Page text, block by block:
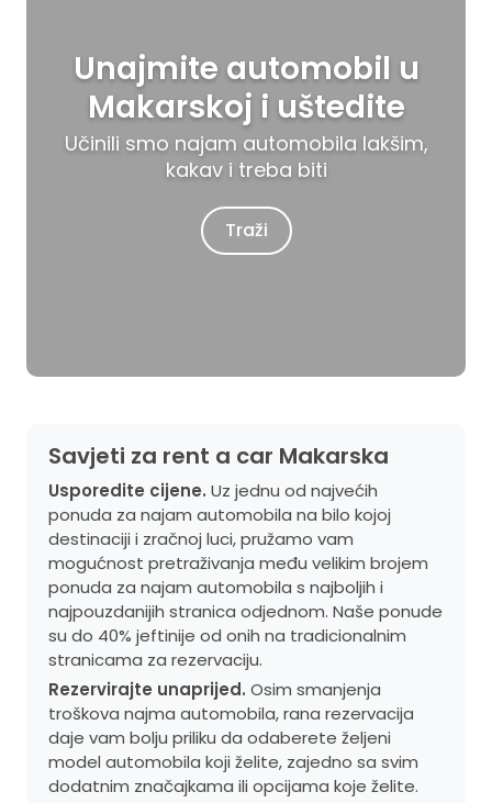
Unajmite automobil u
Makarskoj i uštedite
Učinili smo najam automobila lakšim,
kakav i treba biti
Traži
Savjeti za rent a car Makarska
Usporedite cijene. Uz jednu od najvećih
ponuda za najam automobila na bilo kojoj
destinaciji i zračnoj luci, pružamo vam
mogućnost pretraživanja među velikim brojem
ponuda za najam automobila s najboljih i
najpouzdanijih stranica odjednom. Naše ponude
su do 40% jeftinije od onih na tradicionalnim
stranicama za rezervaciju.
Rezervirajte unaprijed. Osim smanjenja
troškova najma automobila, rana rezervacija
daje vam bolju priliku da odaberete željeni
model automobila koji želite, zajedno sa svim
dodatnim značajkama ili opcijama koje želite.